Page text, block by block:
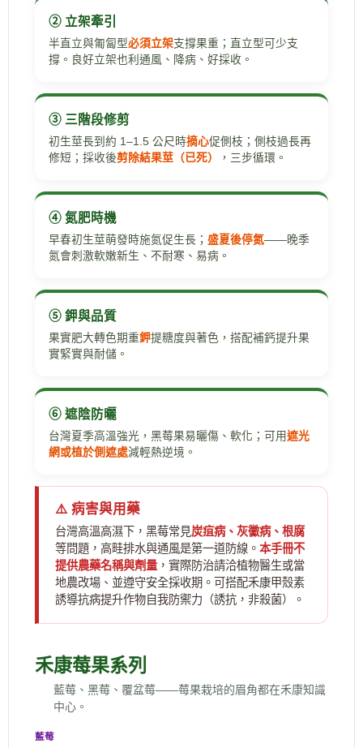
② 立架牽引
半直立與匍匐型必須立架支撐果重；直立型可少支
撐。良好立架也利通風、降病、好採收。
③ 三階段修剪
初生莖長到約 1–1.5 公尺時摘心促側枝；側枝過長再
修短；採收後剪除結果莖（已死） ，三步循環。
④ 氮肥時機
早春初生莖萌發時施氮促生長； 盛夏後停氮——晚季
氮會刺激軟嫩新生、不耐寒、易病。
⑤ 鉀與品質
果實肥大轉色期重鉀提糖度與著色，搭配補鈣提升果
實緊實與耐儲。
⑥ 遮陰防曬
台灣夏季高溫強光，黑莓果易曬傷、軟化；可用遮光
網或植於側遮處減輕熱逆境。
⚠️ 病害與用藥
台灣高溫高濕下，黑莓常見炭疽病、灰黴病、根腐
等問題，高畦排水與通風是第一道防線。 本手冊不
提供農藥名稱與劑量，實際防治請洽植物醫生或當
地農改場、並遵守安全採收期。可搭配禾康甲殼素
誘導抗病提升作物自我防禦力（誘抗，非殺菌）。
禾康莓果系列
藍莓、黑莓、覆盆莓——莓果栽培的眉角都在禾康知識
中心。
藍莓